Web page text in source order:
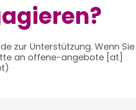
zur Unterstützung. Wenn
an offene-angebote [at]